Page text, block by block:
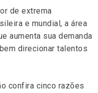
de extrema
e mundial, a área
aumenta sua demanda
direcionar talentos
confira cinco razões